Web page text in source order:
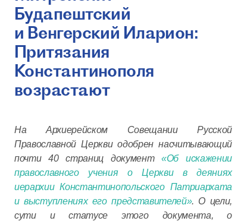
Будапештский
и Венгерский Иларион:
Притязания
Константинополя
возрастают
На Архиерейском Совещании Русской
Православной Церкви одобрен насчитывающий
почти 40 страниц документ«Об искажении
православного учения о Церкви в деяниях
иерархии Константинопольского Патриархата
и выступлениях его представителей». О цели,
сути и статусе этого документа, о